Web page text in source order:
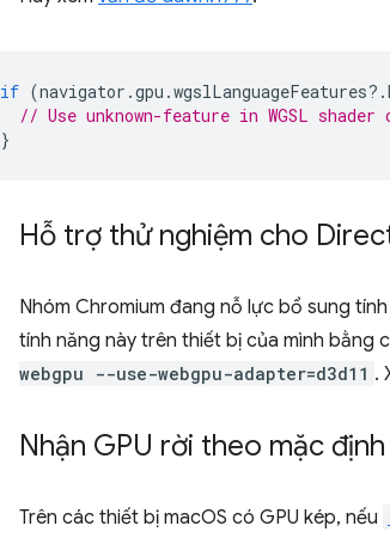
if (navigator .gpu .wgslLanguageFeatures? .
// Use unknown-feature in WGSL shader
}
Hỗ trợ thử nghiệm cho
Nhóm Chromium đang nỗ lực bổ sung
tính năng này trên thiết bị của mình bằng
webgpu --use-webgpu-adapter=d3d11 .
Nhận GPU rời theo mặc
Trên các thiết bị macOS có GPU kép, nếu